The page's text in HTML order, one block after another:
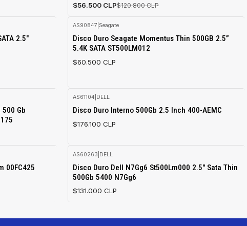
$56.500 CLP$120.800 CLP
2.5"
AS90847 Seagate
Disco Duro Seagate Momentus Thin 500GB 2.5”
5.4K SATA ST500LM012
$60.500 CLP
Gb
AS61104 DELL
Disco Duro Interno 500Gb 2.5 Inch 400-AEMC
$176.100 CLP
00FC425
AS60263 DELL
Disco Duro Dell N7Gg6 St500Lm000 2.5" Sata Thin
500Gb 5400 N7Gg6
$131.000 CLP